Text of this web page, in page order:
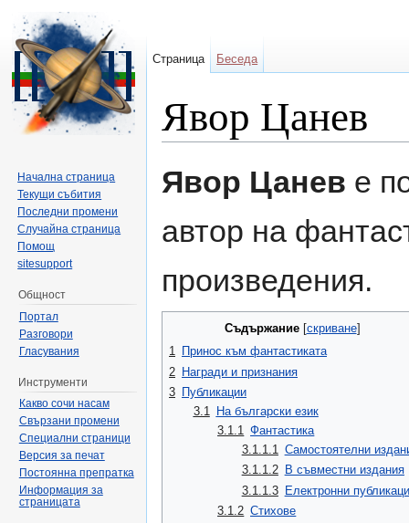
Явор Цанев
Явор Цанев е
автор на
произведения.
Съдържание[ скриване]
1 Принос към фантастиката
2 Награди и признания
3 Публикации
3.1
На български език
3.1.1 Фантастика
3.1.1.1 Самостоятелни
3.1.1.2
В съвместни издания
3.1.1.3
Електронни
3.1.2 Стихове
Страница Беседа
Начална страница
Текущи събития
Последни промени
Случайна страница
Помощ
sitesupport
Общност
Портал
Разговори
Гласувания
Инструменти
Какво сочи насам
Свързани промени
Специални страници
Версия за печат
Постоянна препратка
Информация за
страницата